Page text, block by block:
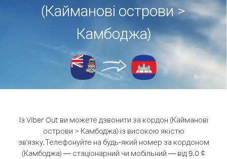
(Кайманові острови >
Камбоджа)
Із Viber Out ви можете дзвонити за кордон (Кайманові
острови > Камбоджа) із високою якістю
зв'язку.Телефонуйте на будь-який номер за кордоном
(Камбоджа) — стаціонарний чи мобільний — від 9.0 ¢